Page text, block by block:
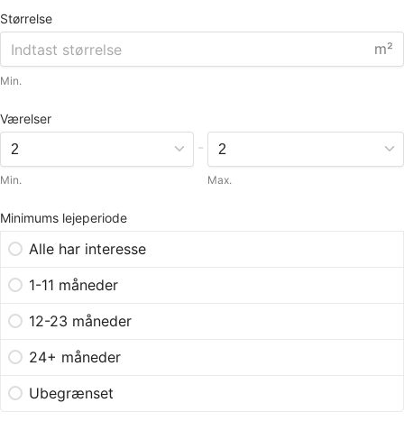
Størrelse
m²
Min.
Værelser
Min.
-
Max.
Minimums lejeperiode
Alle har interesse
1-11 måneder
12-23 måneder
24+ måneder
Ubegrænset